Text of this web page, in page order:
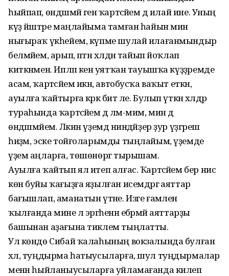
һыйпап, өндәшмәй генә ҡартәсәйем дә илай ине. Уның
күҙ йәштәре маңлайыма тамған һайын мин
нығыраҡ үкһейем, күпме шулай илағанмындыр
белмәйем, арып, әптән хәлдән тайып йоҡлап
киткәнмен. Ипләп кенә уятҡан тауышҡа күҙҙәремде
асам, ҡартәсәйем икән, автобусҡа ваҡыт еткән,
ауылға ҡайтырға кәрәк бит әле. Булып үткән хәлдәр
тураһында ҡартәсәйем дә ләм-мим, мин дә
өндәшмәйем. Ләкин үҙемдә ниндәйҙер ҙур үҙгәреш
һиҙәм, эске тойғоларымды тыңлайым, үҙемде
үҙем аңларға, төшөнөргә тырышам.
Ауылға ҡайтып ял итеп алғас. Ҡартәсәйем бер нисә
көн буйы ҡағыҙға яҙылған исемдәргә аяттар
бағышлап, аманатын үтәне. Изге ғамәлен
ҡылғанда мине лә эргәһенән ебәрмәй аяттарҙы
башынан аҙағына тиклем тыңлатты.
Ул көндө Сибай ҡалаһының вокзалында булған
хәл, туңдырма һатыусыларға, шул туңдырмалар
менән һыйланыусыларға уйламағанда килеп